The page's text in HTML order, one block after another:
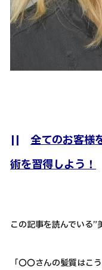
|| 全てのお客様
術を習得しよう！
この記事を読んでいる”
「〇〇さんの髪質はこ